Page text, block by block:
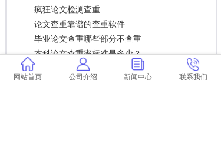
疯狂论文检测查重
论文查重靠谱的查重软件
毕业论文查重哪些部分不查重
本科论文查重率标准是多少？
学术收录的论文查重率咋样
学术查重没有标绿部分
网站首页 公司介绍 新闻中心 联系我们